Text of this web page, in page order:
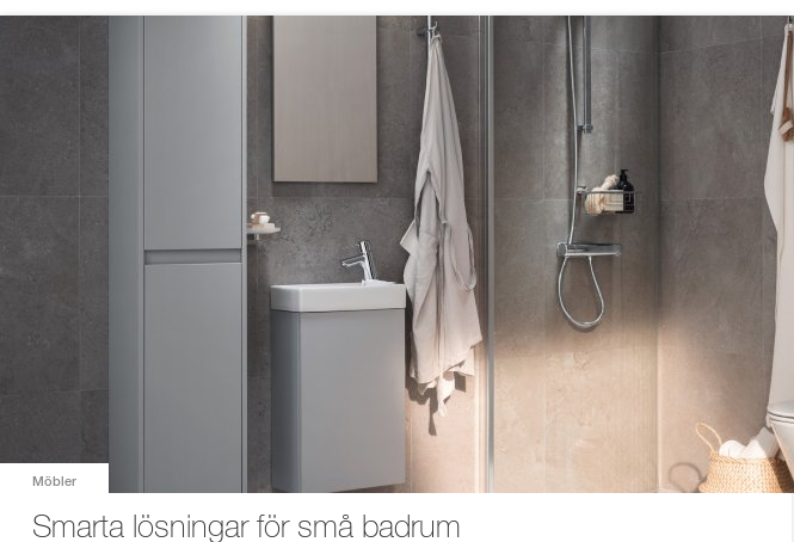
Möbler
Smarta lösningar för små badrum